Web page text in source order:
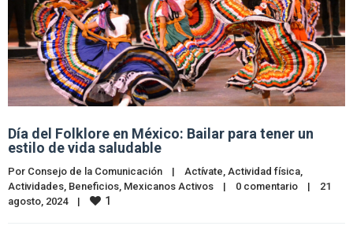
Día del Folklore en México: Bailar para tener un
estilo de vida saludable
Por Consejo de la Comunicación | Actívate, Actividad física
Actividades, Beneficios, Mexicanos Activos | 0 comentario |
21
agosto, 2024 | 1